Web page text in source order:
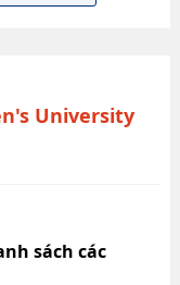
University
sách các